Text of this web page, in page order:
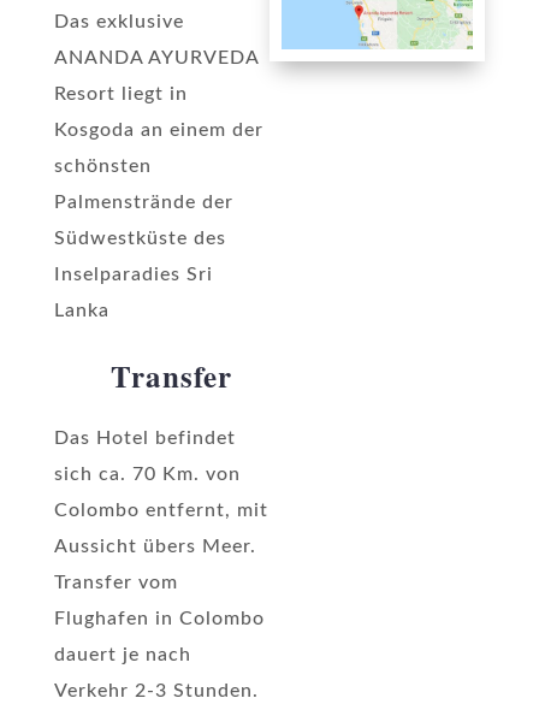
Das exklusive
ANANDA AYURVEDA
Resort liegt in
Kosgoda an einem der
schönsten
Palmenstrände der
Südwestküste des
Inselparadies Sri
Lanka
Transfer
Das Hotel befindet
sich ca. 70 Km. von
Colombo entfernt, mit
Aussicht übers Meer.
Transfer vom
Flughafen in Colombo
dauert je nach
Verkehr 2-3 Stunden.